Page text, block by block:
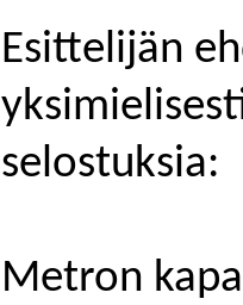
Esittelijän
selostuksia:
Metron